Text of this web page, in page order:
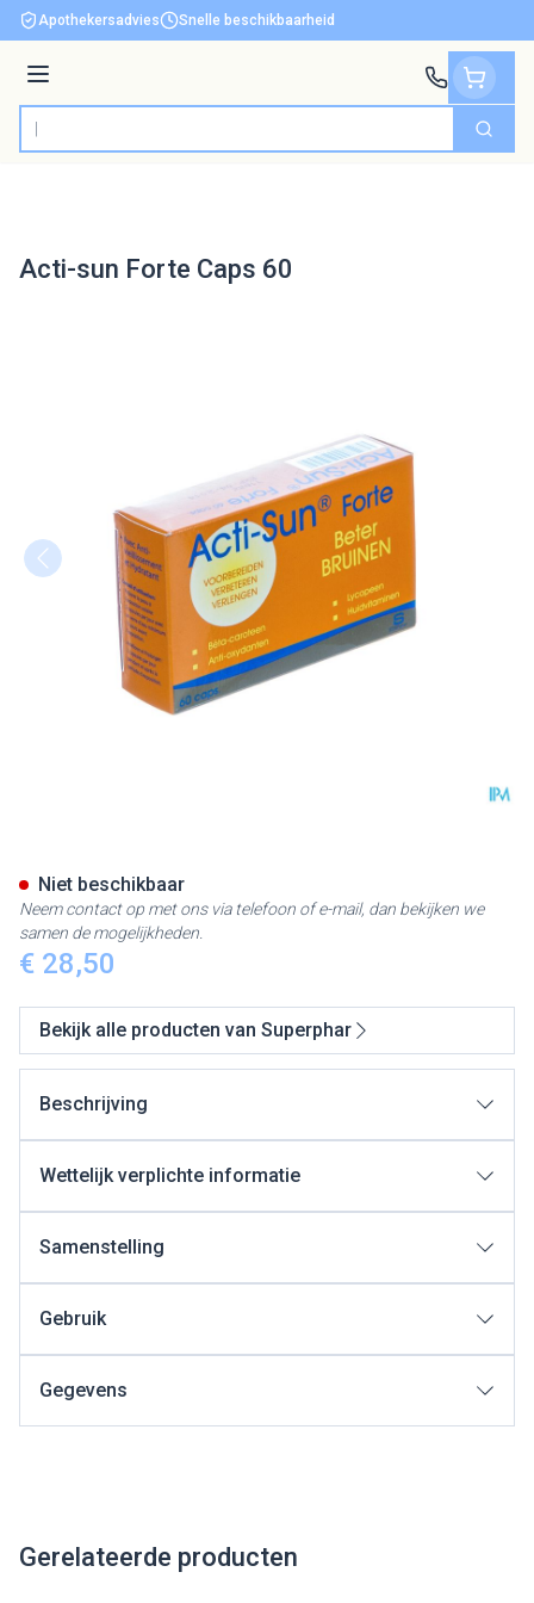
Ga naar de inhoud
Apothekersadvies Snelle beschikbaarheid
Menu
Product, merk, categorie... Zoek
Acti-sun Forte Caps 60
€ 28,50
Niet beschikbaar
Neem contact op met ons via telefoon of e-mail, dan bekijken we
samen de mogelijkheden.
Bekijk alle producten van Superphar
Beschrijving
Wettelijk verplichte informatie
Samenstelling
Gebruik
Gegevens
Gerelateerde producten